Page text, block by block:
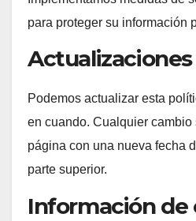
para proteger su información
Podemos actualizar esta
en cuando. Cualquier cambio
página con una nueva fecha
parte superior.
Información